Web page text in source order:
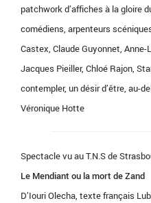
patchwork d’affiches à la gloire
comédiens, arpenteurs
Castex, Claude Guyonnet,
Jacques Pieiller, Chloé Rajon,
contempler, un désir d’être, au-
Véronique Hotte
Spectacle vu au T.N.S de
Le Mendiant ou la mort de Zand
D’Iouri Olecha, texte français